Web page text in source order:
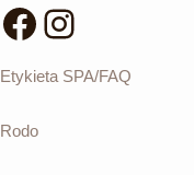
Facebook
Instagram
Etykieta SPA/FAQ
Rodo